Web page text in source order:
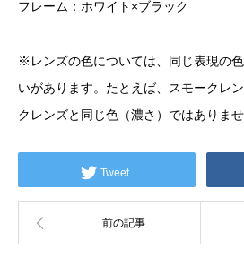
フレーム：ホワイト×ブラック
※レンズの色については、同じ表現の
いがあります。たとえば、スモークレ
クレンズと同じ色（濃さ）ではありませ
Tweet